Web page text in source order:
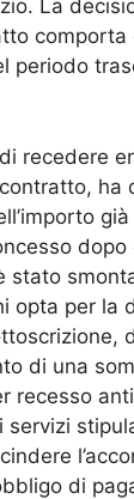
La
comporta
periodo
recedere
ha
dopo
stato
opta per la
di una
recesso
servizi
di